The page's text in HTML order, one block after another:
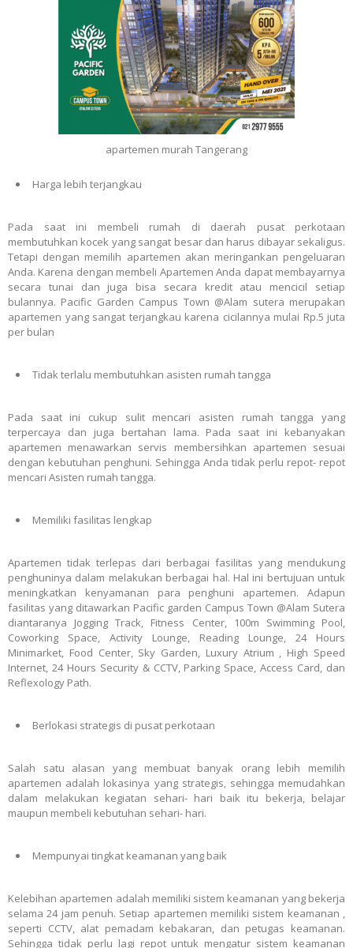
apartemen murah Tangerang
Harga lebih terjangkau
Pada saat ini membeli rumah di daerah pusat perkotaan
membutuhkan kocek yang sangat besar dan harus dibayar sekaligus.
Tetapi dengan memilih apartemen akan meringankan pengeluaran
Anda. Karena dengan membeli Apartemen Anda dapat membayarnya
secara tunai dan juga bisa secara kredit atau mencicil setiap
bulannya. Pacific Garden Campus Town @Alam sutera merupakan
apartemen yang sangat terjangkau karena cicilannya mulai Rp.5 juta
per bulan
Tidak terlalu membutuhkan asisten rumah tangga
Pada saat ini cukup sulit mencari asisten rumah tangga yang
terpercaya dan juga bertahan lama. Pada saat ini kebanyakan
apartemen menawarkan servis membersihkan apartemen sesuai
dengan kebutuhan penghuni. Sehingga Anda tidak perlu repot- repot
mencari Asisten rumah tangga.
Memiliki fasilitas lengkap
Apartemen tidak terlepas dari berbagai fasilitas yang mendukung
penghuninya dalam melakukan berbagai hal. Hal ini bertujuan untuk
meningkatkan kenyamanan para penghuni apartemen. Adapun
fasilitas yang ditawarkan Pacific garden Campus Town @Alam Sutera
diantaranya Jogging Track, Fitness Center, 100m Swimming Pool,
Coworking Space, Activity Lounge, Reading Lounge, 24 Hours
Minimarket, Food Center, Sky Garden, Luxury Atrium , High Speed
Internet, 24 Hours Security & CCTV, Parking Space, Access Card, dan
Reflexology Path.
Berlokasi strategis di pusat perkotaan
Salah satu alasan yang membuat banyak orang lebih memilih
apartemen adalah lokasinya yang strategis, sehingga memudahkan
dalam melakukan kegiatan sehari- hari baik itu bekerja, belajar
maupun membeli kebutuhan sehari- hari.
Mempunyai tingkat keamanan yang baik
Kelebihan apartemen adalah memiliki sistem keamanan yang bekerja
selama 24 jam penuh. Setiap apartemen memiliki sistem keamanan ,
seperti CCTV, alat pemadam kebakaran, dan petugas keamanan.
Sehingga tidak perlu lagi repot untuk mengatur sistem keamanan